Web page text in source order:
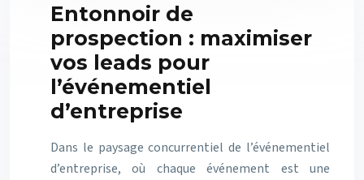
Entonnoir de
prospection : maximiser
vos leads pour
l’événementiel
d’entreprise
Dans le paysage concurrentiel de l’événementiel
d’entreprise, où chaque événement est une